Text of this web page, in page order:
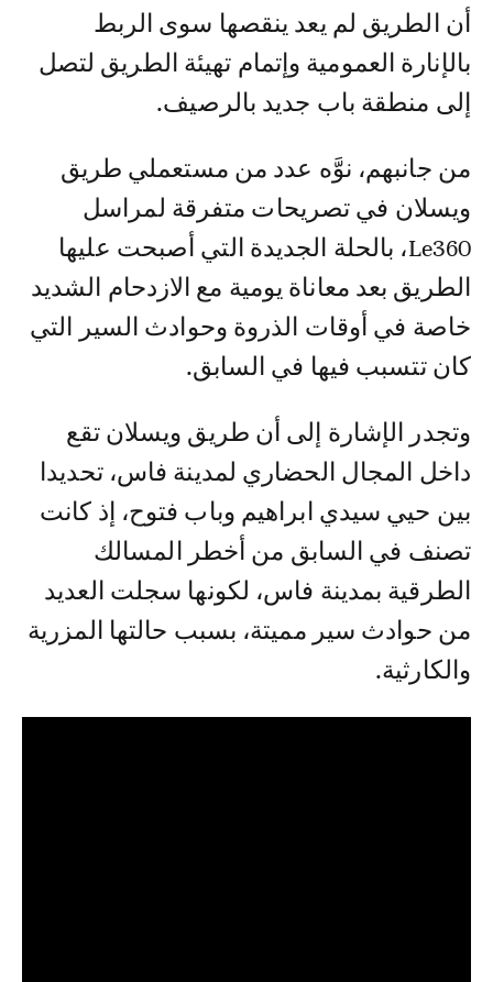
أن الطريق لم يعد ينقصها سوى الربط
بالإنارة العمومية وإتمام تهيئة الطريق لتصل
إلى منطقة باب جديد بالرصيف.
من جانبهم، نوَّه عدد من مستعملي طريق
ويسلان في تصريحات متفرقة لمراسل
Le360، بالحلة الجديدة التي أصبحت عليها
الطريق بعد معاناة يومية مع الازدحام الشديد
خاصة في أوقات الذروة وحوادث السير التي
كان تتسبب فيها في السابق.
وتجدر الإشارة إلى أن طريق ويسلان تقع
داخل المجال الحضاري لمدينة فاس، تحديدا
بين حيي سيدي ابراهيم وباب فتوح، إذ كانت
تصنف في السابق من أخطر المسالك
الطرقية بمدينة فاس، لكونها سجلت العديد
من حوادث سير مميتة، بسبب حالتها المزرية
والكارثية.